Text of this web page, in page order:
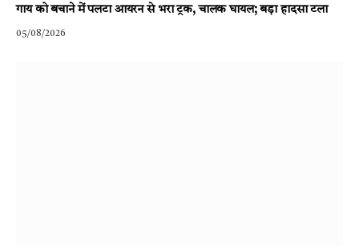
गाय को बचाने में पलटा आयरन से भरा ट्रक, चालक घायल; बड़ा हादसा टला
05/08/2026